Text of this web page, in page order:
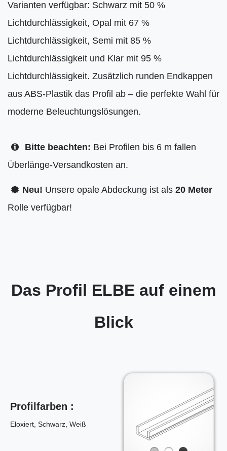
Varianten verfügbar: Schwarz mit 50 %
Lichtdurchlässigkeit, Opal mit 67 %
Lichtdurchlässigkeit, Semi mit 85 %
Lichtdurchlässigkeit und Klar mit 95 %
Lichtdurchlässigkeit. Zusätzlich runden Endkappen
aus ABS-Plastik das Profil ab – die perfekte Wahl für
moderne Beleuchtungslösungen.
Bitte beachten: Bei Profilen bis 6 m fallen
Überlänge-Versandkosten an.
Neu! Unsere opale Abdeckung ist als 20 Meter
Rolle verfügbar!
Das Profil ELBE auf einem
Blick
Profilfarben :
Eloxiert, Schwarz, Weiß